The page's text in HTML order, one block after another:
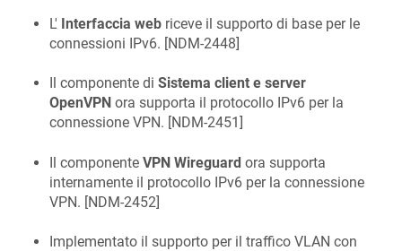
L' Interfaccia web riceve il supporto di base per le
connessioni IPv6. [NDM-2448]
Il componente di Sistema client e server
OpenVPN ora supporta il protocollo IPv6 per la
connessione VPN. [NDM-2451]
Il componente VPN Wireguard ora supporta
internamente il protocollo IPv6 per la connessione
VPN. [NDM-2452]
Implementato il supporto per il traffico VLAN con